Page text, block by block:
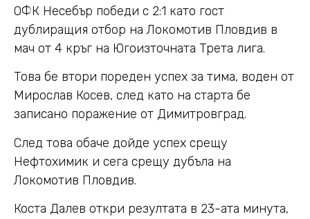
ОФК Несебър победи с 2:1 като гост
дублиращия отбор на Локомотив Пловдив в
мач от 4 кръг на Югоизточната Трета лига.
Това бе втори пореден успех за тима, воден от
Мирослав Косев, след като на старта бе
записано поражение от Димитровград.
След това обаче дойде успех срещу
Нефтохимик и сега срещу дубъла на
Локомотив Пловдив.
Коста Далев откри резултата в 23-ата минута,